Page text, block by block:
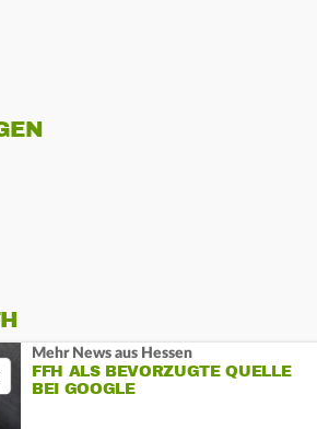
Mehr News aus Hessen
FFH ALS BEVORZUGTE QUELLE
BEI GOOGLE